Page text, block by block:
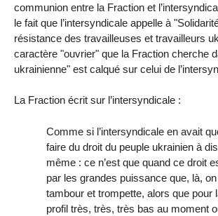
communion entre la Fraction et
le fait que l’intersyndicale appelle à
résistance des travailleuses et travailleurs
caractère "ouvrier" que la Fraction cherche
ukrainienne" est calqué sur celui de
La Fraction écrit sur l’intersyndicale :
Comme si l’intersyndicale en avait
faire du droit du peuple ukrainien à
même : ce n’est que quand ce droit
par les grandes puissance que, là,
tambour et trompette, alors que pour
profil très, très, très bas au moment